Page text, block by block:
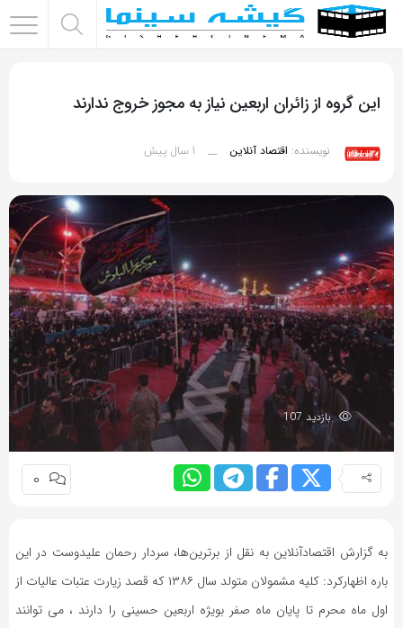
اشتراک
گذاری
با
از
این
صفحه
را
با
دوستان
خود
اشتراک
بگذارید.
این گروه از زائران اربعین نیاز به مجوز خروج ندارند
نویسنده: اقتصاد آنلاین __ 1 سال پیش
بازدید 107
0
به گزارش اقتصادآنلاین به نقل از برترین‌ها، سردار رحمان علیدوست در این
باره اظهارکرد: کلیه مشمولان متولد سال ۱۳۸۶ که قصد زیارت عتبات عالیات از
اول ماه محرم تا پایان ماه صفر بویژه اربعین حسینی را دارند ، می توانند